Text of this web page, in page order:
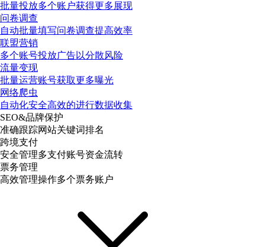
批量投放多个账户获得更多展现
问卷调查
自动批量填写问卷调查提高效率
联盟营销
多个账号投放广告以分散风险
流量变现
批量运营账号获取更多曝光
网络爬虫
自动化安全高效的进行数据收集
SEO&品牌保护
准确跟踪网站关键词排名
跨境支付
安全管理多支付账号资金流转
票务管理
高效管理操作多个票务账户